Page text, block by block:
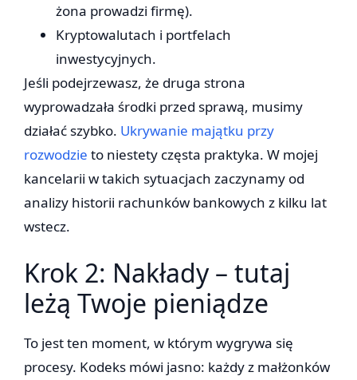
żona prowadzi firmę).
Kryptowalutach i portfelach
inwestycyjnych.
Jeśli podejrzewasz, że druga strona
wyprowadzała środki przed sprawą, musimy
działać szybko. Ukrywanie majątku przy
rozwodzie to niestety częsta praktyka. W mojej
kancelarii w takich sytuacjach zaczynamy od
analizy historii rachunków bankowych z kilku lat
wstecz.
Krok 2: Nakłady – tutaj
leżą Twoje pieniądze
To jest ten moment, w którym wygrywa się
procesy. Kodeks mówi jasno: każdy z małżonków